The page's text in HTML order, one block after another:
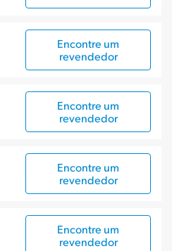
Encontre um
revendedor
Encontre um
revendedor
Encontre um
revendedor
Encontre um
revendedor